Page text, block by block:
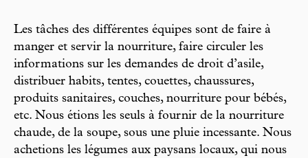
Les tâches des différentes équipes sont de faire à
manger et servir la nourriture, faire circuler les
informations sur les demandes de droit d’asile,
distribuer habits, tentes, couettes, chaussures,
produits sanitaires, couches, nourriture pour bébés,
etc. Nous étions les seuls à fournir de la nourriture
chaude, de la soupe, sous une pluie incessante. Nous
achetions les légumes aux paysans locaux, qui nous